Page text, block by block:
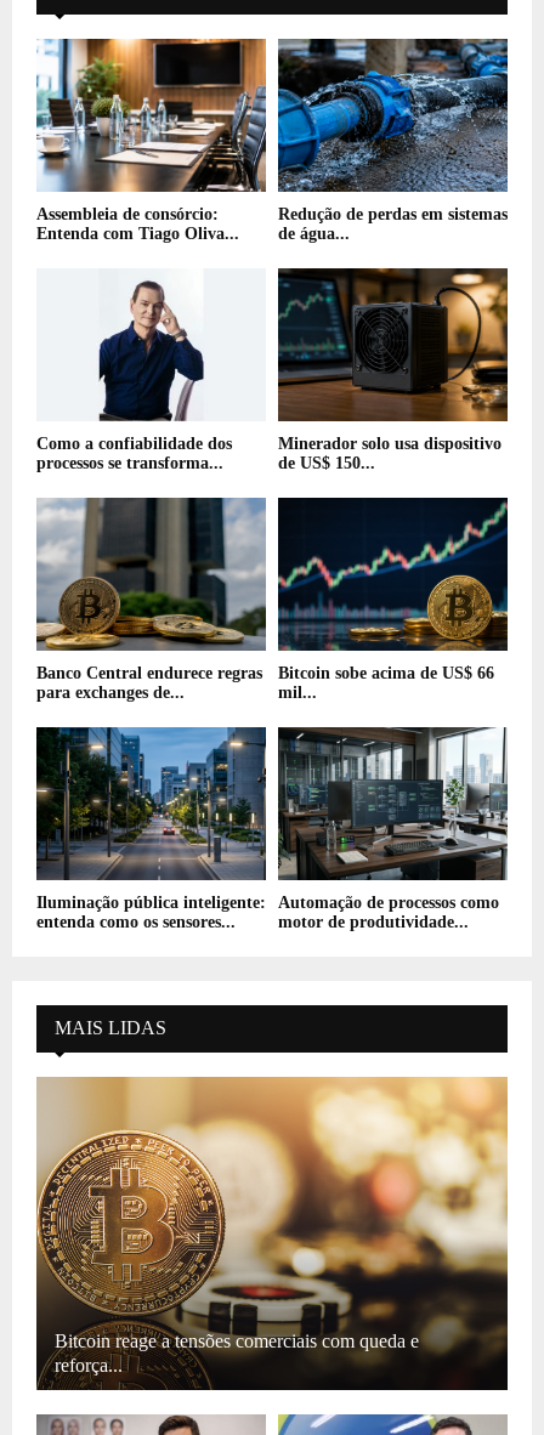
Assembleia de consórcio:
Entenda com Tiago Oliva...
Redução de perdas em sistemas
de água...
Como a confiabilidade dos
processos se transforma...
Minerador solo usa dispositivo
de US$ 150...
Banco Central endurece regras
para exchanges de...
Bitcoin sobe acima de US$ 66
mil...
Iluminação pública inteligente:
entenda como os sensores...
Automação de processos como
motor de produtividade...
MAIS LIDAS
Bitcoin reage a tensões comerciais com queda e
reforça...